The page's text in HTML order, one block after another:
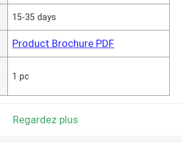
15-35 days
Product Brochure PDF
1 pc
Regardez plus